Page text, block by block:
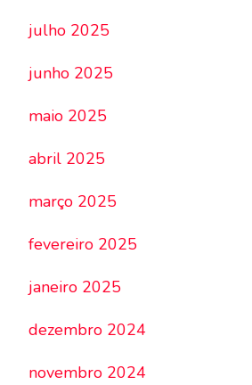
julho 2025
junho 2025
maio 2025
abril 2025
março 2025
fevereiro 2025
janeiro 2025
dezembro 2024
novembro 2024